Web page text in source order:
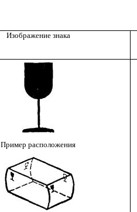
Изображение знака
Пример расположения